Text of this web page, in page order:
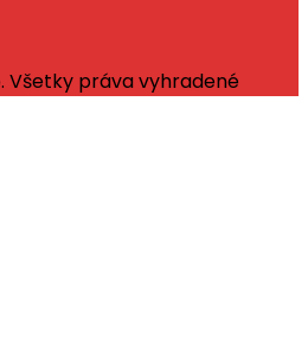
Všetky práva vyhradené